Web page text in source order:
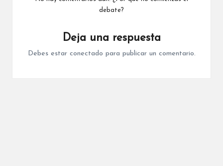
debate?
Deja una respuesta
Debes estar conectado para publicar un comentario.